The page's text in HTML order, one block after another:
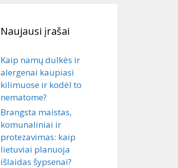
Naujausi įrašai
Kaip namų dulkės ir
alergenai kaupiasi
kilimuose ir kodėl to
nematome?
Brangsta maistas,
komunaliniai ir
protezavimas: kaip
lietuviai planuoja
išlaidas šypsenai?